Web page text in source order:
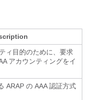
ィ目的のために、要求
アカウンティングをイ
ARAP の AAA 認証方式